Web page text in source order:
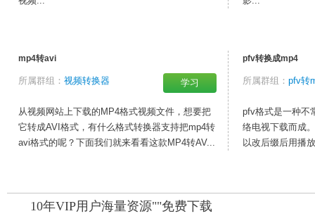
mp4转avi
所属群组： 视频转换器 学习
从视频网站上下载的MP4格式视频文件，想要把
它转成AVI格式，有什么格式转换器支持把mp4转
avi格式的呢？下面我们就来看看这款MP4转AV...
pfv转换成mp4
所属群组： pfv转
pfv格式是一种不
络电视下载而成
以改后缀后用播
10年VIP用户海量资源""免费下载